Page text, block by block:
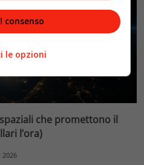
che promettono il
l’ora)
2026
consenso
le opzioni